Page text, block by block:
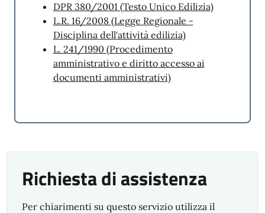
successive al 1970
3. Percentuale provvedimenti di condono
edilizio disponibili da scaricare online: 90%
Suggerimenti e Reclami
DPR 380/2001 (Testo Unico Edilizia)
L.R. 16/2008 (Legge Regionale -
Disciplina dell'attività edilizia)
L. 241/1990 (Procedimento
amministrativo e diritto accesso ai
documenti amministrativi)
Richiesta di assistenza
Per chiarimenti su questo servizio utilizza il